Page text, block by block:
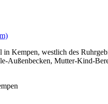
in Kempen, westlich des
Außenbecken, Mutter-Kind-